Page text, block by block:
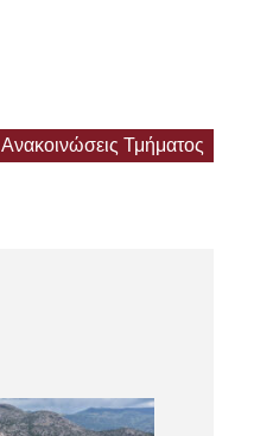
Ανακοινώσεις Τμήματος